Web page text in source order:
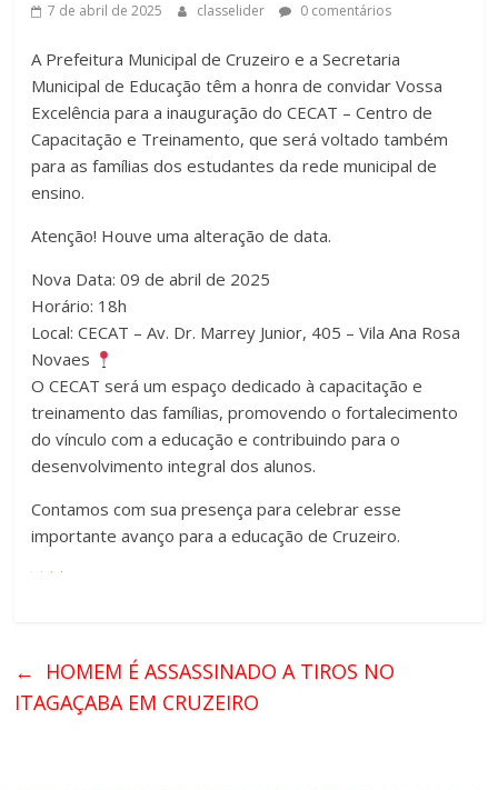
7 de abril de 2025 classelider 0 comentários
A Prefeitura Municipal de Cruzeiro e a Secretaria
Municipal de Educação têm a honra de convidar Vossa
Excelência para a inauguração do CECAT – Centro de
Capacitação e Treinamento, que será voltado também
para as famílias dos estudantes da rede municipal de
ensino.
Atenção! Houve uma alteração de data.
Nova Data: 09 de abril de 2025
Horário: 18h
Local: CECAT – Av. Dr. Marrey Junior, 405 – Vila Ana Rosa
Novaes
O CECAT será um espaço dedicado à capacitação e
treinamento das famílias, promovendo o fortalecimento
do vínculo com a educação e contribuindo para o
desenvolvimento integral dos alunos.
Contamos com sua presença para celebrar esse
importante avanço para a educação de Cruzeiro.
←
HOMEM É ASSASSINADO A TIROS NO
ITAGAÇABA EM CRUZEIRO